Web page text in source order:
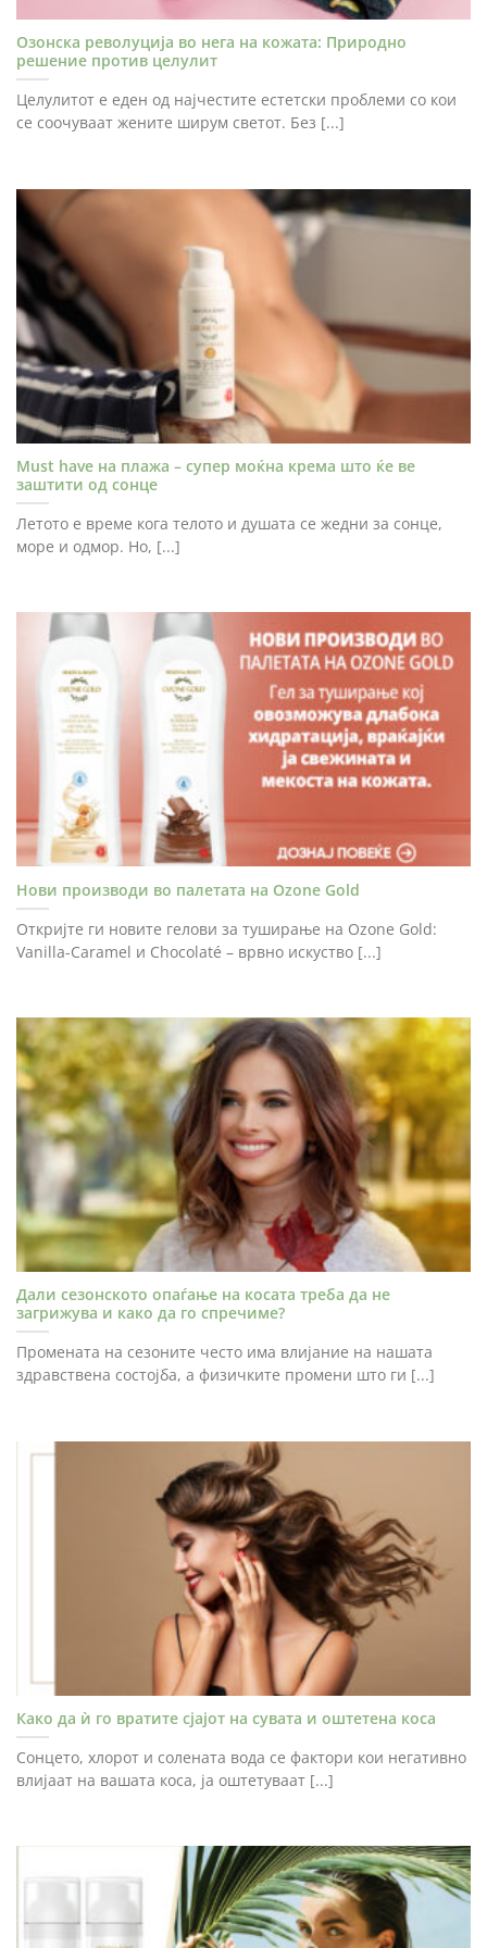
Озонска револуција во нега на кожата: Природно
решение против целулит
Целулитот е еден од најчестите естетски проблеми со кои
се соочуваат жените ширум светот. Без [...]
Must have на плажа – супер моќна крема што ќе ве
заштити од сонце
Летото е време кога телото и душата се жедни за сонце,
море и одмор. Но, [...]
Нови производи во палетата на Ozone Gold
Откријте ги новите гелови за туширање на Ozone Gold:
Vanilla-Caramel и Chocolaté – врвно искуство [...]
Дали сезонското опаѓање на косата треба да не
загрижува и како да го спречиме?
Промената на сезоните често има влијание на нашата
здравствена состојба, а физичките промени што ги [...]
Како да ѝ го вратите сјајот на сувата и оштетена коса
Сонцето, хлорот и солената вода се фактори кои негативно
влијаат на вашата коса, ја оштетуваат [...]